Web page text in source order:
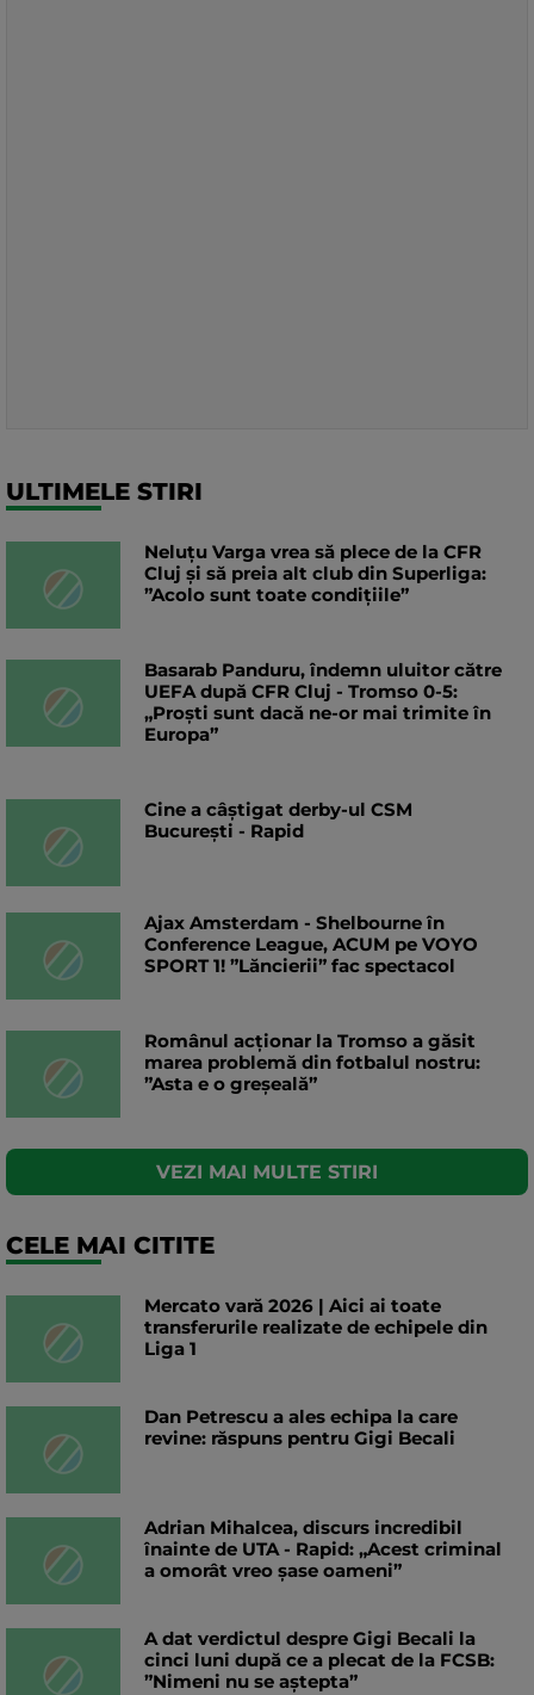
ULTIMELE STIRI
Neluțu Varga vrea să plece de la CFR
Cluj și să preia alt club din Superliga:
”Acolo sunt toate condițiile”
Basarab Panduru, îndemn uluitor către
UEFA după CFR Cluj - Tromso 0-5:
„Proști sunt dacă ne-or mai trimite în
Europa”
Cine a câștigat derby-ul CSM
București - Rapid
Ajax Amsterdam - Shelbourne în
Conference League, ACUM pe VOYO
SPORT 1! ”Lăncierii” fac spectacol
Românul acționar la Tromso a găsit
marea problemă din fotbalul nostru:
”Asta e o greșeală”
VEZI MAI MULTE STIRI
CELE MAI CITITE
Mercato vară 2026 | Aici ai toate
transferurile realizate de echipele din
Liga 1
Dan Petrescu a ales echipa la care
revine: răspuns pentru Gigi Becali
Adrian Mihalcea, discurs incredibil
înainte de UTA - Rapid: „Acest criminal
a omorât vreo șase oameni”
A dat verdictul despre Gigi Becali la
cinci luni după ce a plecat de la FCSB:
”Nimeni nu se aștepta”